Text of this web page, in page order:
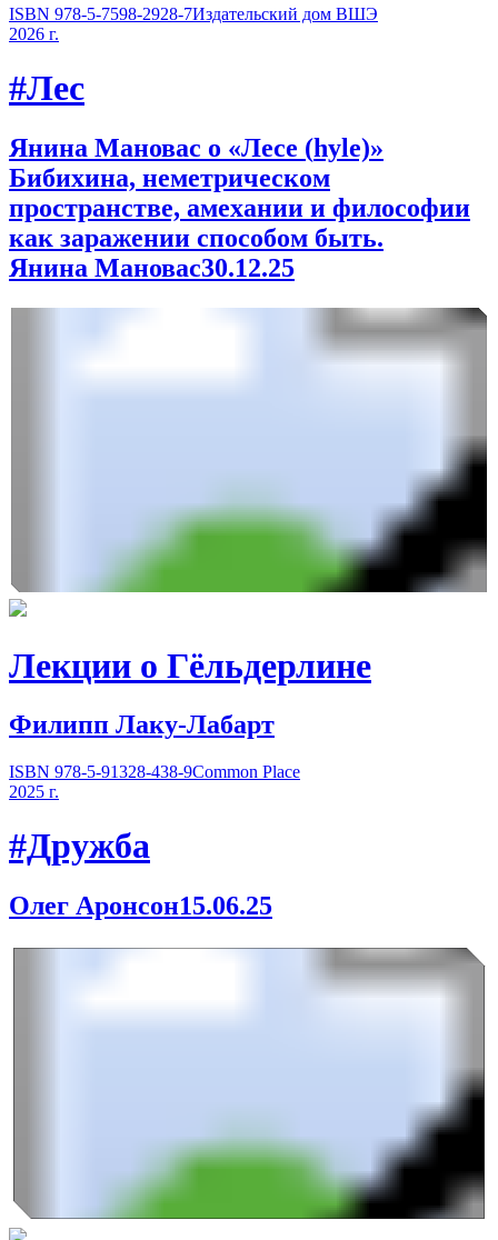
ISBN 978-5-7598-2928-7Издательский дом ВШЭ
2026 г.
#Лес
Янина Мановас о «Лесе (hyle)»
Бибихина, неметрическом
пространстве, амехании и философии
как заражении способом быть.
Янина Мановас30.12.25
Лекции о Гёльдерлине
Филипп Лаку-Лабарт
ISBN 978-5-91328-438-9Common Place
2025 г.
#Дружба
Олег Аронсон15.06.25